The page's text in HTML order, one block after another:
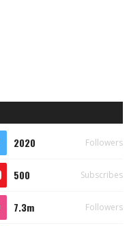
2020 Followers
500 Subscribes
7.3m Followers